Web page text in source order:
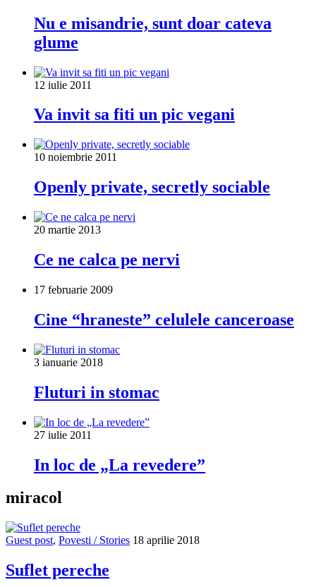
Nu e misandrie, sunt doar cateva
glume
12 iulie 2011
Va invit sa fiti un pic vegani
10 noiembrie 2011
Openly private, secretly sociable
20 martie 2013
Ce ne calca pe nervi
17 februarie 2009
Cine “hraneste” celulele canceroase
3 ianuarie 2018
Fluturi in stomac
27 iulie 2011
In loc de „La revedere”
miracol
Guest post, Povesti / Stories 18 aprilie 2018
Suflet pereche